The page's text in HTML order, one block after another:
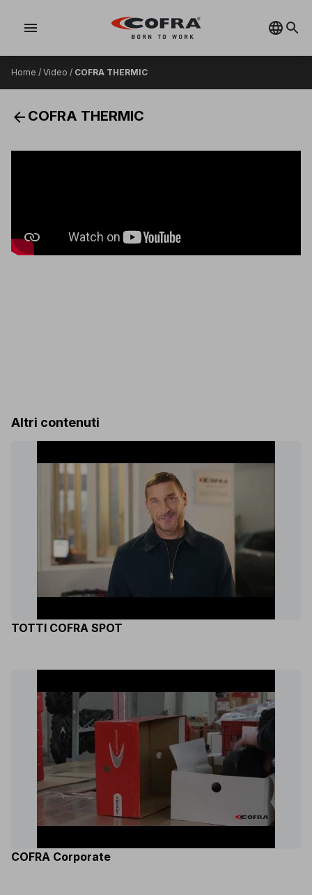
menu
Home / Video / COFRA THERMIC
arrow_back COFRA THERMIC
Altri contenuti
TOTTI COFRA SPOT
COFRA Corporate